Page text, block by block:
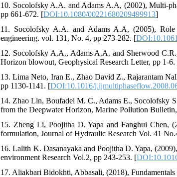
10. Socolofsky A.A. and Adams A.A, (2002), Multi-
pp 661-672. [DOI:10.1080/00221680209499913]
11. Socolofsky A.A. and Adams A.A, (2005),
engineering. vol. 131, No. 4, pp 273-282. [
12. Socolofsky A.A., Adams A.A. and Sherwood
Horizon blowout, Geophysical Research Letter, pp 1-6.
13. Lima Neto, Iran E., Zhao David Z., Rajarantam
pp 1130-1141. [DOI:10.1016/
14. Zhao Lin, Boufadel M. C., Adams E., Socolofsky
from the Deepwater Horizon, Marine Pollution
15. Zheng Li, Poojitha D. Yapa and Fanghui Chen,
formulation, Journal of Hydraulic Research Vol. 41
16. Lalith K. Dasanayaka and Poojitha D. Yapa,
environment Research Vol.2, pp 243-253. [
17. Aliakbari Bidokhti, Abbasali, (2018),